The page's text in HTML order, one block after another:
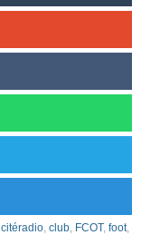
citéradio, club, FCOT, foot,